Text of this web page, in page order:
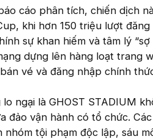
cáo phân tích, chiến dịch
khi hơn 150 triệu lượt
sự khan hiếm và tâm lý
dựng lên hàng loạt trang
vé và đăng nhập chính
ngại là GHOST STADIUM
đảo vận hành có tổ chức.
nhóm tội phạm độc lập, sáu